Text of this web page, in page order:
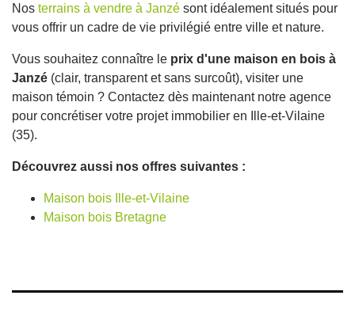
Nos terrains à vendre à Janzé sont idéalement situés pour
vous offrir un cadre de vie privilégié entre ville et nature.
Vous souhaitez connaître le prix d'une maison en bois à
Janzé (clair, transparent et sans surcoût), visiter une
maison témoin ? Contactez dès maintenant notre agence
pour concrétiser votre projet immobilier en Ille-et-Vilaine
(35).
Découvrez aussi nos offres suivantes :
Maison bois Ille-et-Vilaine
Maison bois Bretagne